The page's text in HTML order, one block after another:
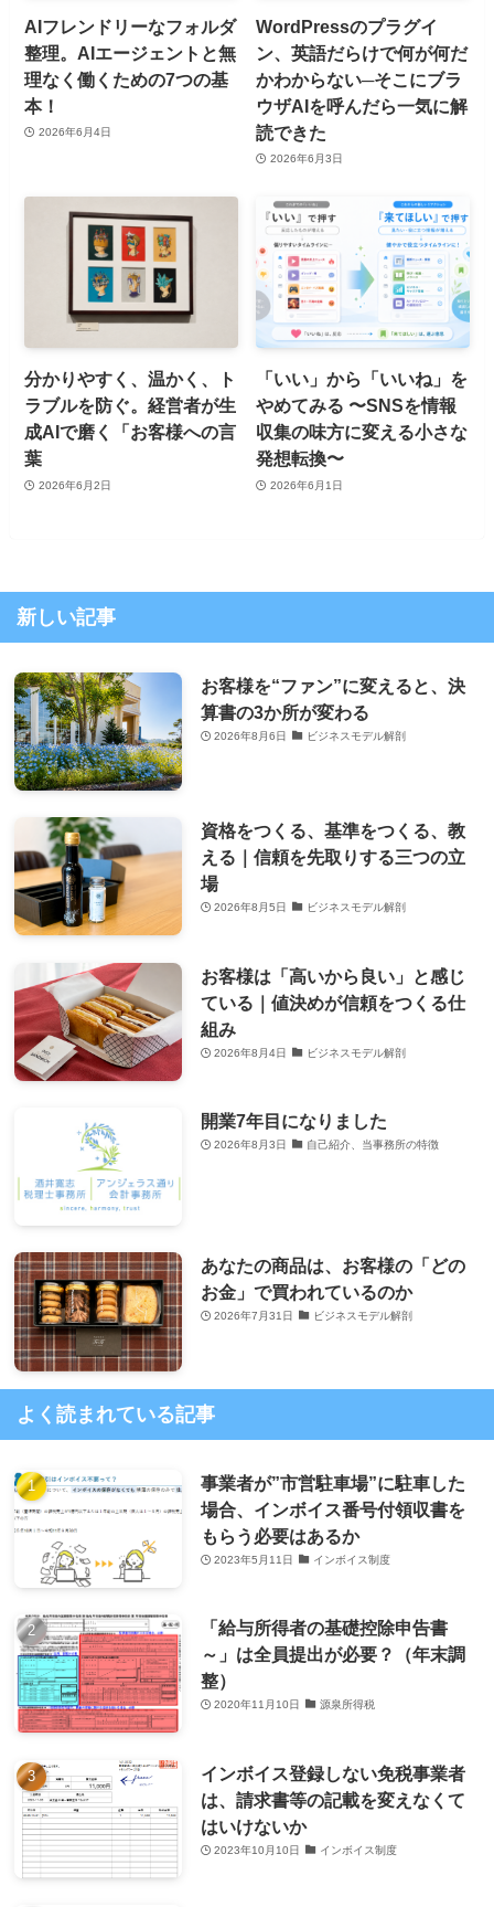
AIフレンドリーなフォルダ
整理。AIエージェントと無
理なく働くための7つの基
本！
2026年6月4日
WordPressのプラグイ
ン、英語だらけで何が何だ
かわからない─そこにブラ
ウザAIを呼んだら一気に解
読できた
2026年6月3日
分かりやすく、温かく、ト
ラブルを防ぐ。経営者が生
成AIで磨く「お客様への言
葉
2026年6月2日
「いい」から「いいね」を
やめてみる 〜SNSを情報
収集の味方に変える小さな
発想転換〜
2026年6月1日
新しい記事
お客様を“ファン”に変えると、決
算書の3か所が変わる
2026年8月6日 ビジネスモデル解剖
資格をつくる、基準をつくる、教
える｜信頼を先取りする三つの立
場
2026年8月5日 ビジネスモデル解剖
お客様は「高いから良い」と感じ
ている｜値決めが信頼をつくる仕
組み
2026年8月4日 ビジネスモデル解剖
開業7年目になりました
2026年8月3日 自己紹介、当事務所の特徴
あなたの商品は、お客様の「どの
お金」で買われているのか
2026年7月31日 ビジネスモデル解剖
よく読まれている記事
事業者が”市営駐車場”に駐車した
場合、インボイス番号付領収書を
もらう必要はあるか
2023年5月11日 インボイス制度
「給与所得者の基礎控除申告書
～」は全員提出が必要？（年末調
整）
2020年11月10日 源泉所得税
インボイス登録しない免税事業者
は、請求書等の記載を変えなくて
はいけないか
2023年10月10日 インボイス制度